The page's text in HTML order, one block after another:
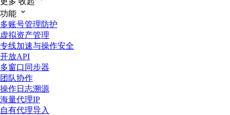
功能
多账号管理防护
虚拟资产管理
专线加速与操作安全
开放API
多窗口同步器
团队协作
操作日志溯源
海量代理IP
自有代理导入